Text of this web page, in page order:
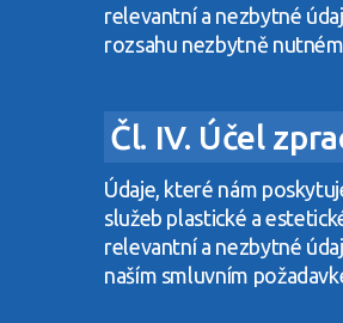
relevantní a nezbytné
rozsahu nezbytně
Čl. IV. Účel
Údaje, které nám
služeb plastické a
relevantní a nezbytné
naším smluvním